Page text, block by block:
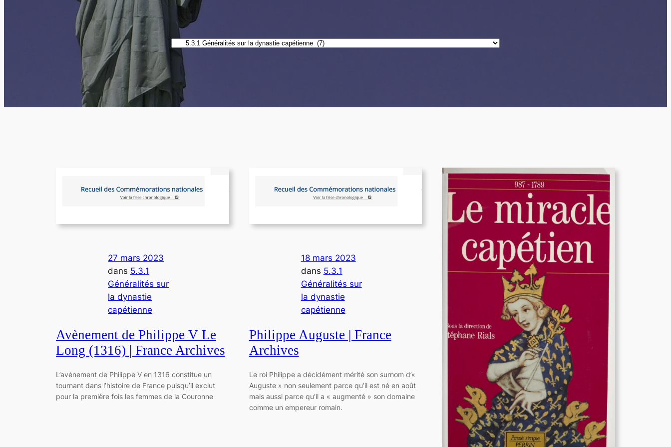
Catégories
27 mars 2023
dans 5.3.1
Généralités sur
la dynastie
capétienne
Avènement de Philippe V Le
Long (1316) | France Archives
L’avènement de Philippe V en 1316 constitue un
tournant dans l’histoire de France puisqu’il exclut
pour la première fois les femmes de la Couronne
18 mars 2023
dans 5.3.1
Généralités sur
la dynastie
capétienne
Philippe Auguste | France
Archives
Le roi Philippe a décidément mérité son surnom d’«
Auguste » non seulement parce qu’il est né en août
mais aussi parce qu’il a « augmenté » son domaine
comme un empereur romain.